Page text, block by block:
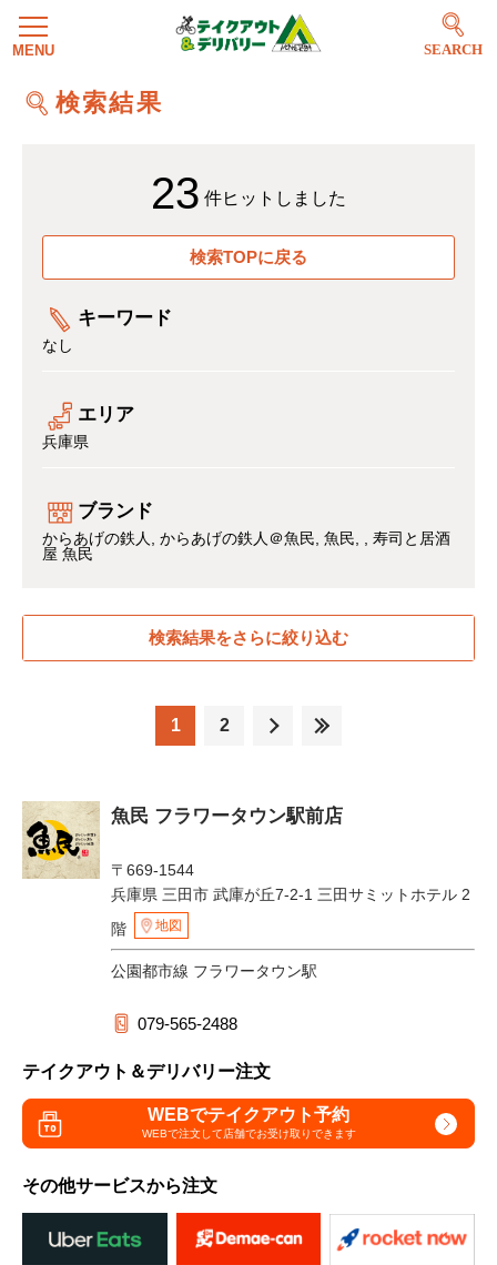
SEARCH
検索結果
23 件ヒットしました
検索TOPに戻る
キーワード
なし
エリア
兵庫県
ブランド
からあげの鉄人 からあげの鉄人＠魚民 魚民
寿司と居酒
屋 魚民
検索結果をさらに絞り込む
1 2
魚民 フラワータウン駅前店
〒669-1544
兵庫県 三田市 武庫が丘7-2-1 三田サミットホテル 2
階
地図
公園都市線 フラワータウン駅
079-565-2488
テイクアウト＆デリバリー注文
WEBでテイクアウト予約
WEBで注文して店舗でお受け取りできます
その他サービスから注文